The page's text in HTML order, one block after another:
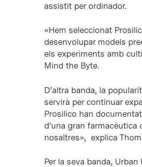
assistit per ordinador.
«Hem seleccionat
desenvolupar models
els experiments amb
Mind the Byte.
D’altra banda, la
servirà per continuar
Prosilico han
d’una gran
nosaltres», explica
Per la seva banda,